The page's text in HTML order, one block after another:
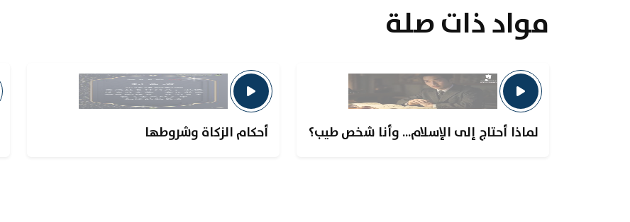
مواد ذات صلة
لماذا أحتاج إلى الإسلام... وأنا شخص طيب؟ أحكام الزكاة وشروطها